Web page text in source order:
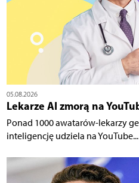
05.08.2026
Lekarze AI zmorą na
Ponad 1000 awatarów-lekarzy
inteligencję udziela na YouTube...